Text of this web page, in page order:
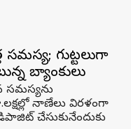
గుట్టలుగా
బ్యాంకులు
నాణేలు విరళంగా
చేసుకునేందుకు